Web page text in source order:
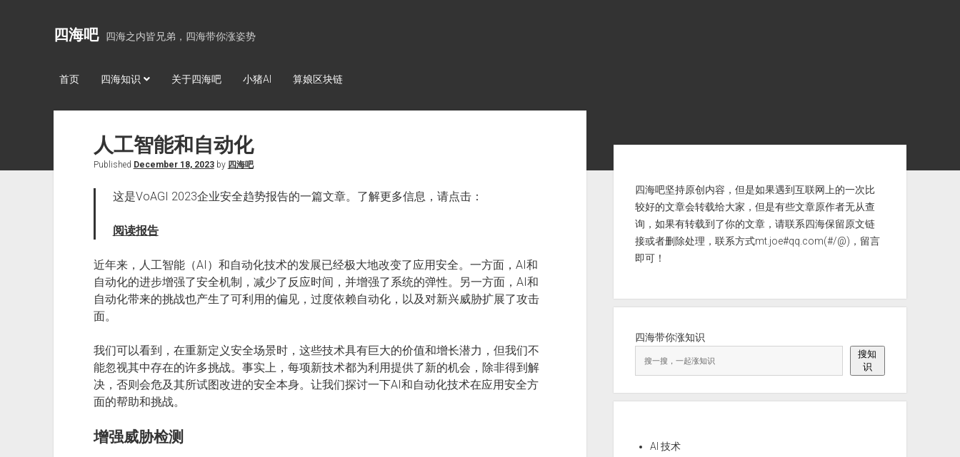
四海吧 四海之内皆兄弟，四海带你涨姿势
首页 四海知识 关于四海吧 小猪AI 算娘区块链
人工智能和自动化
Published December 18, 2023by 四海吧
这是VoAGI 2023企业安全趋势报告的一篇文章。了解更多信息，请点击：
阅读报告
近年来，人工智能（AI）和自动化技术的发展已经极大地改变了应用安全。一方面，AI和
自动化的进步增强了安全机制，减少了反应时间，并增强了系统的弹性。另一方面，AI和
自动化带来的挑战也产生了可利用的偏见，过度依赖自动化，以及对新兴威胁扩展了攻击
面。
我们可以看到，在重新定义安全场景时，这些技术具有巨大的价值和增长潜力，但我们不
能忽视其中存在的许多挑战。事实上，每项新技术都为利用提供了新的机会，除非得到解
决，否则会危及其所试图改进的安全本身。让我们探讨一下AI和自动化技术在应用安全方
面的帮助和挑战。
增强威胁检测
四海吧坚持原创内容，但是如果遇到互联网上的一次比
较好的文章会转载给大家，但是有些文章原作者无从查
询，如果有转载到了你的文章，请联系四海保留原文链
接或者删除处理，联系方式mt.joe#qq.com(#/@)，留言
即可！
四海带你涨知识
搜知
识
AI 技术